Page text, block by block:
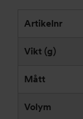
Artikelnr
Vikt (g)
Mått
Volym